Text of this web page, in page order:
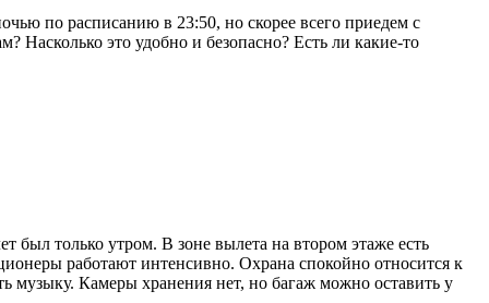
по расписанию в 23:50, но скорее всего приедем с
Насколько это удобно и безопасно? Есть ли какие-то
был только утром. В зоне вылета на втором этаже есть
работают интенсивно. Охрана спокойно относится к
музыку. Камеры хранения нет, но багаж можно оставить у